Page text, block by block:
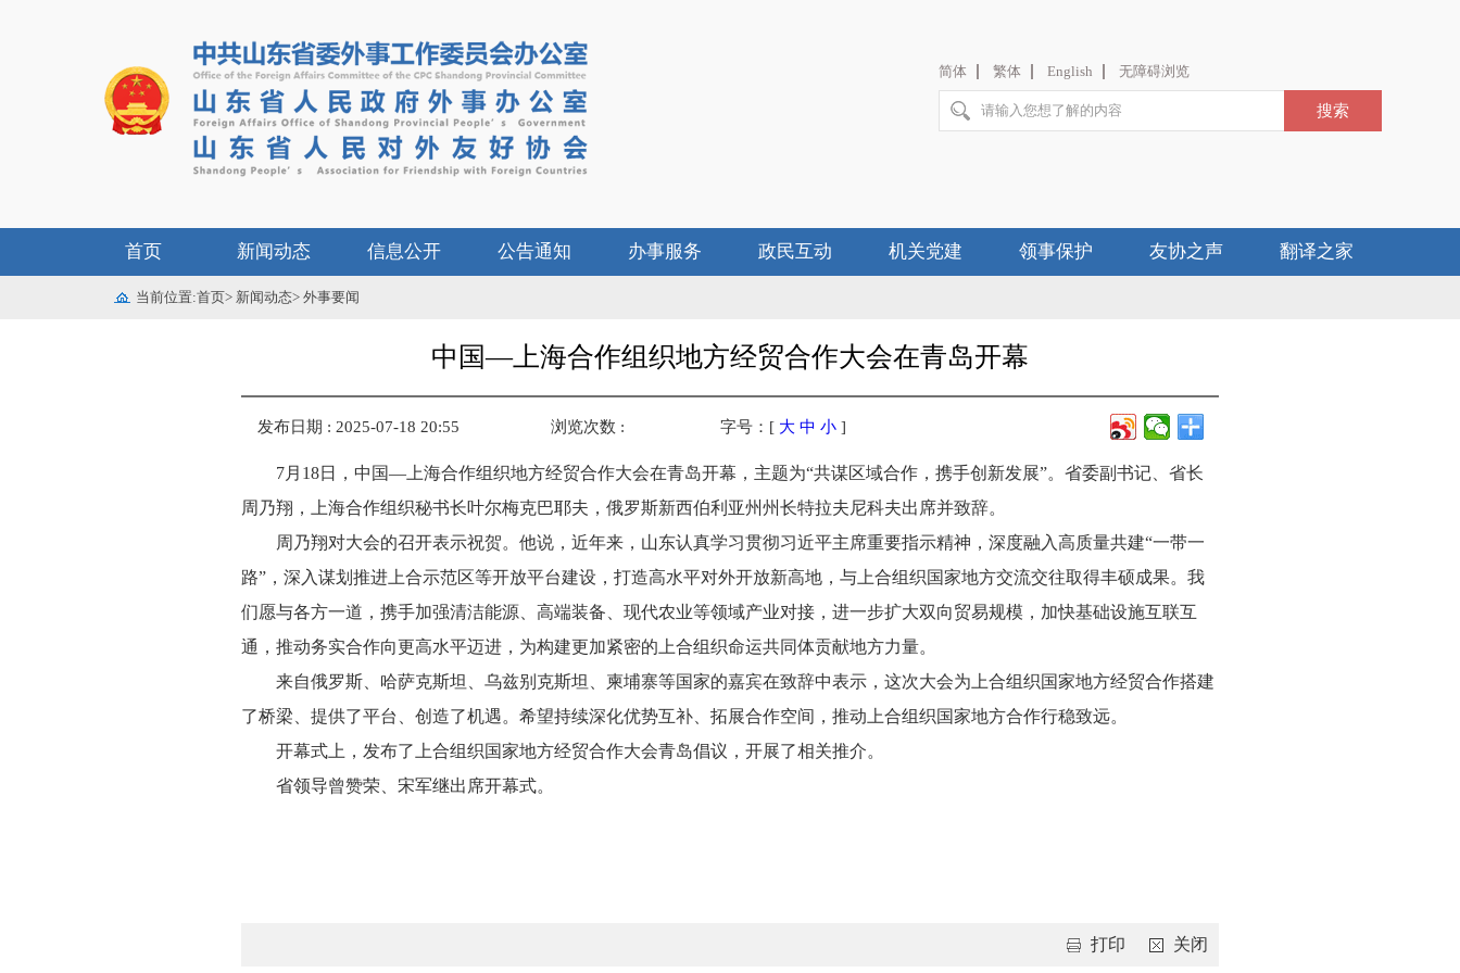
简体 繁体 English 无障碍浏览
首页 新闻动态 信息公开 公告通知 办事服务 政民互动 机关党建 领事保护 友协之声 翻译之家
当前位置:首页> 新闻动态> 外事要闻
中国—上海合作组织地方经贸合作大会在青岛开幕
发布日期 : 2025-07-18 20:55 浏览次数 : 字号：[ 大 中 小 ]
7月18日，中国—上海合作组织地方经贸合作大会在青岛开幕，主题为“共谋区域合作，携手创新发展”。省委副书记、省长
周乃翔，上海合作组织秘书长叶尔梅克巴耶夫，俄罗斯新西伯利亚州州长特拉夫尼科夫出席并致辞。
周乃翔对大会的召开表示祝贺。他说，近年来，山东认真学习贯彻习近平主席重要指示精神，深度融入高质量共建“一带一
路”，深入谋划推进上合示范区等开放平台建设，打造高水平对外开放新高地，与上合组织国家地方交流交往取得丰硕成果。我
们愿与各方一道，携手加强清洁能源、高端装备、现代农业等领域产业对接，进一步扩大双向贸易规模，加快基础设施互联互
通，推动务实合作向更高水平迈进，为构建更加紧密的上合组织命运共同体贡献地方力量。
来自俄罗斯、哈萨克斯坦、乌兹别克斯坦、柬埔寨等国家的嘉宾在致辞中表示，这次大会为上合组织国家地方经贸合作搭建
了桥梁、提供了平台、创造了机遇。希望持续深化优势互补、拓展合作空间，推动上合组织国家地方合作行稳致远。
开幕式上，发布了上合组织国家地方经贸合作大会青岛倡议，开展了相关推介。
省领导曾赞荣、宋军继出席开幕式。
打印 关闭